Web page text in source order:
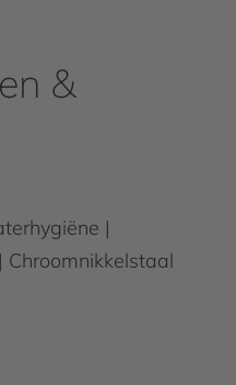
&
|
Chroomnikkelstaal